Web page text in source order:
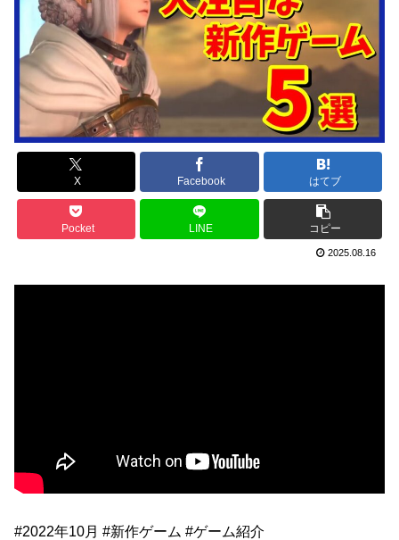
X Facebook はてブ
Pocket LINE コピー
2025.08.16
#2022年10月 #新作ゲーム #ゲーム紹介